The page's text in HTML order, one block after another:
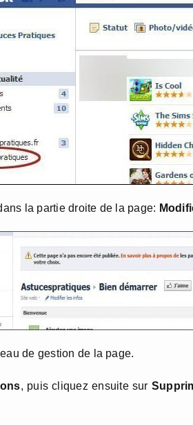
la partie droite de la page:
de gestion de la page.
, puis cliquez ensuite sur